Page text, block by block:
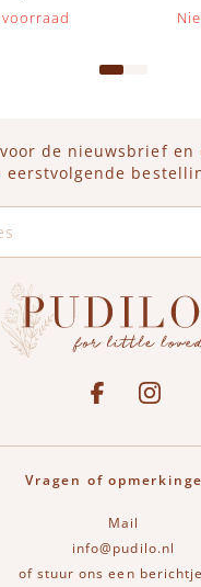
de nieuwsbrief en
eerstvolgende
See our Facebook
Bekijk
Vragen of
Mail
info@pudilo.nl
of stuur ons een